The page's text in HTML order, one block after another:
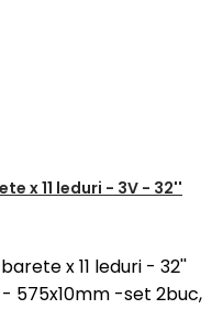
x 11 leduri - 3V - 32''
x 11 leduri - 32''
- 575x10mm -set 2buc,